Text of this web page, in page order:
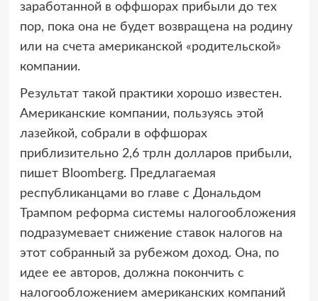
заработанной в оффшорах прибыли до тех
пор, пока она не будет возвращена на родину
или на счета американской «родительской»
компании.
Результат такой практики хорошо известен.
Американские компании, пользуясь этой
лазейкой, собрали в оффшорах
приблизительно 2,6 трлн долларов прибыли,
пишет Bloomberg. Предлагаемая
республиканцами во главе с Дональдом
Трампом реформа системы налогообложения
подразумевает снижение ставок налогов на
этот собранный за рубежом доход. Она, по
идее ее авторов, должна покончить с
налогообложением американских компаний